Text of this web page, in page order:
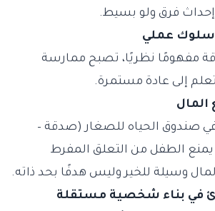
إحداث فرق ولو بسيط.
سلوك عملي
مفهومًا نظريًا، تصبح ممارسة
إلى عادة مستمرة.
المال
صندوق الحياه للصغار (صدقة –
الطفل من التعلق المفرط
وسيلة للخير وليس هدفًا بحد ذاته.
في بناء شخصية مستقلة